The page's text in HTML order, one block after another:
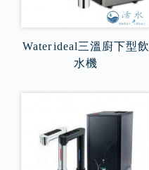
Water ideal三溫廚下型飲
水機